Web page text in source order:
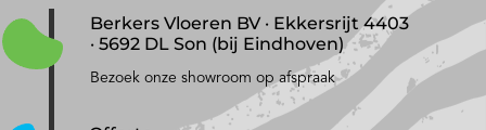
Berkers Vloeren BV · Ekkersrijt 4403
· 5692 DL Son (bij Eindhoven)
Bezoek onze showroom op afspraak